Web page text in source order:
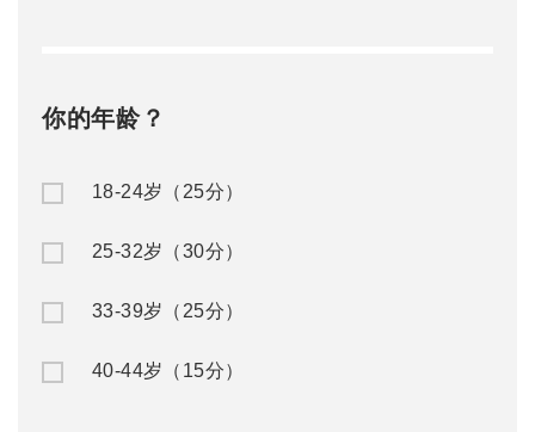
你的年龄？
18-24岁（25分）
25-32岁（30分）
33-39岁（25分）
40-44岁（15分）